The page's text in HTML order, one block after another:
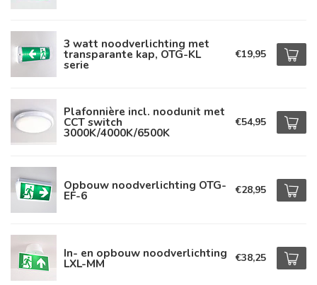
3 watt noodverlichting met
transparante kap, OTG-KL
serie
€19,95
Plafonnière incl. noodunit met
CCT switch
3000K/4000K/6500K
€54,95
Opbouw noodverlichting OTG-
EF-6 €28,95
In- en opbouw noodverlichting
LXL-MM €38,25